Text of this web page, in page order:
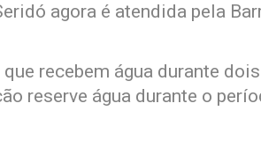
agora é atendida pela
recebem água durante
reserve água durante o